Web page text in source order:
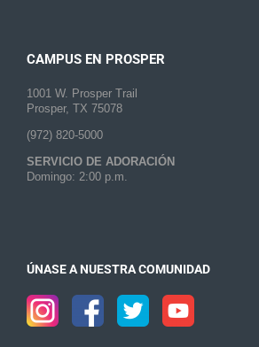
CAMPUS EN PROSPER
1001 W. Prosper Trail
Prosper, TX 75078
(972) 820-5000
SERVICIO DE ADORACIÓN
Domingo: 2:00 p.m.
ÚNASE A NUESTRA COMUNIDAD